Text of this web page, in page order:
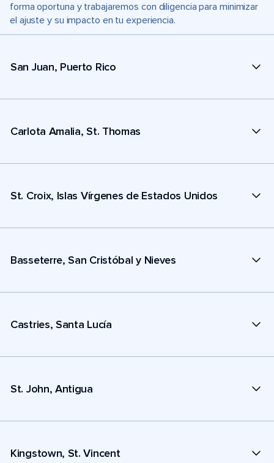
forma oportuna y trabajaremos con diligencia para minimizar
el ajuste y su impacto en tu experiencia.
San Juan, Puerto Rico
Carlota Amalia, St. Thomas
St. Croix, Islas Vírgenes de Estados Unidos
Basseterre, San Cristóbal y Nieves
Castries, Santa Lucía
St. John, Antigua
Kingstown, St. Vincent